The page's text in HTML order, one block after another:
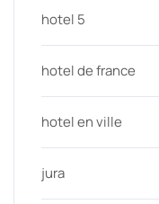
hotel 5
hotel de france
hotel en ville
jura